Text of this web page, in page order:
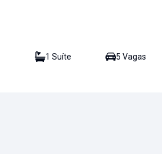
1 Suíte 5 Vagas